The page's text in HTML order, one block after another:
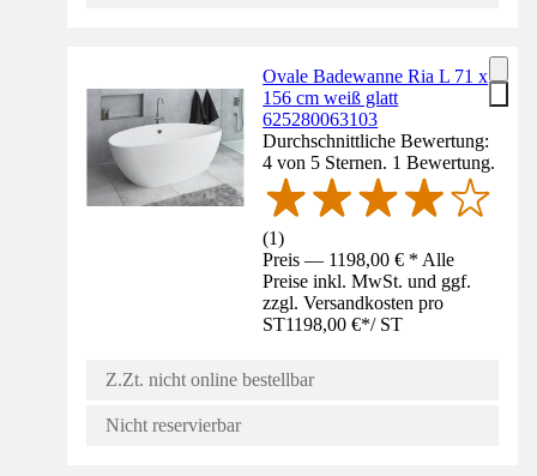
Ovale Badewanne Ria L 71 x
156 cm weiß glatt
625280063103
Durchschnittliche Bewertung:
4 von 5 Sternen. 1 Bewertung.
(1)
Preis — 1198,00 € * Alle
Preise inkl. MwSt. und ggf.
zzgl. Versandkosten pro
ST1198,00 €*/ ST
Z.Zt. nicht online bestellbar
Nicht reservierbar